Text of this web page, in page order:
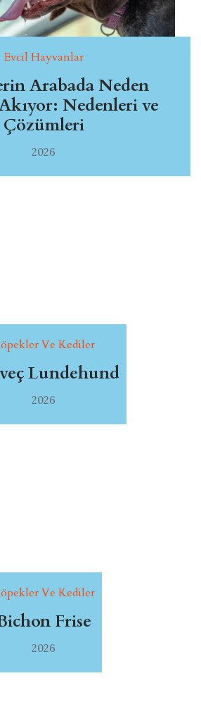
Evcil Hayvanlar
Arabada Neden
Nedenleri ve
Çözümleri
2026
Ve Kediler
Lundehund
2026
Ve Kediler
Frise
2026